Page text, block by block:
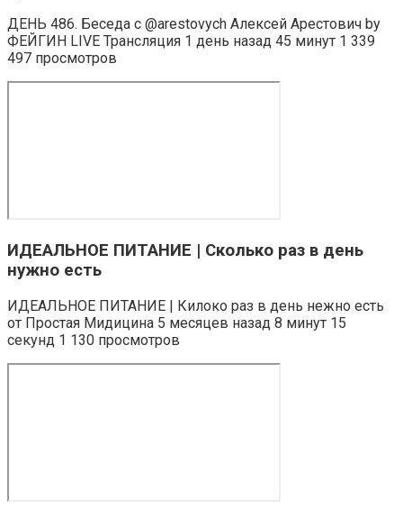
ДЕНЬ 486. Беседа с @arestovych Алексей Арестович by
ФЕЙГИН LIVE Трансляция 1 день назад 45 минут 1 339
497 просмотров
ИДЕАЛЬНОЕ ПИТАНИЕ | Сколько раз в день
нужно есть
ИДЕАЛЬНОЕ ПИТАНИЕ | Килоко раз в день нежно есть
от Простая Мидицина 5 месяцев назад 8 минут 15
секунд 1 130 просмотров